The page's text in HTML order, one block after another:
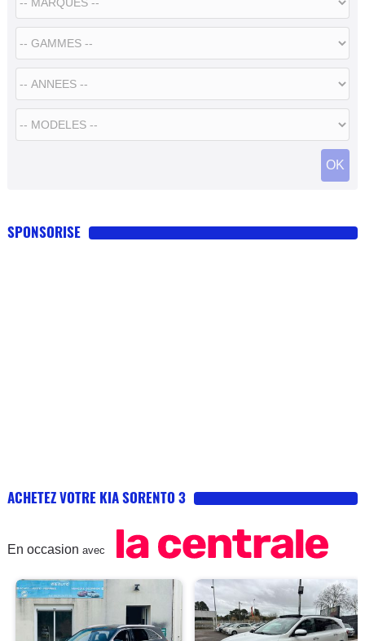
SPONSORISE
ACHETEZ VOTRE KIA SORENTO 3
En occasion avec